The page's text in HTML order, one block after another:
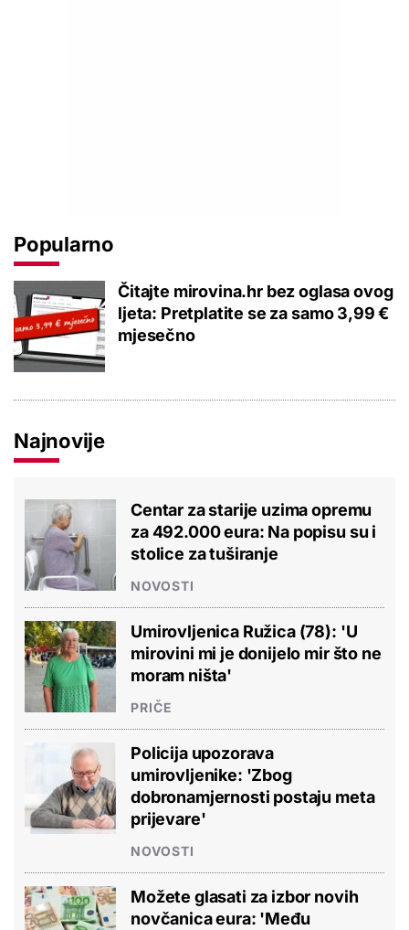
Popularno
Čitajte mirovina.hr bez oglasa ovog
ljeta: Pretplatite se za samo 3,99 €
mjesečno
Najnovije
Centar za starije uzima opremu
za 492.000 eura: Na popisu su i
stolice za tuširanje
NOVOSTI
Umirovljenica Ružica (78): 'U
mirovini mi je donijelo mir što ne
moram ništa'
PRIČE
Policija upozorava
umirovljenike: 'Zbog
dobronamjernosti postaju meta
prijevare'
NOVOSTI
Možete glasati za izbor novih
novčanica eura: 'Među